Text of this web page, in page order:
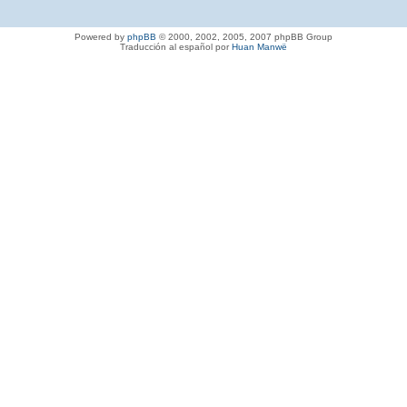
Powered by phpBB © 2000, 2002, 2005, 2007 phpBB Group
Traducción al español porHuan Manwë